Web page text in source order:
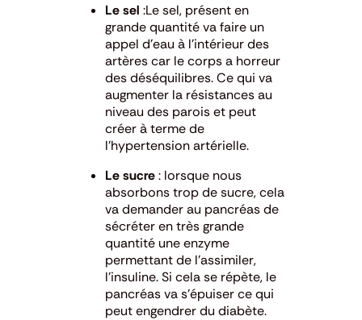
Le sel :Le sel, présent en
grande quantité va faire un
appel d’eau à l’intérieur des
artères car le corps a horreur
des déséquilibres. Ce qui va
augmenter la résistances au
niveau des parois et peut
créer à terme de
l’hypertension artérielle.
Le sucre: lorsque nous
absorbons trop de sucre, cela
va demander au pancréas de
sécréter en très grande
quantité une enzyme
permettant de l’assimiler,
l’insuline. Si cela se répète, le
pancréas va s’épuiser ce qui
peut engendrer du diabète.